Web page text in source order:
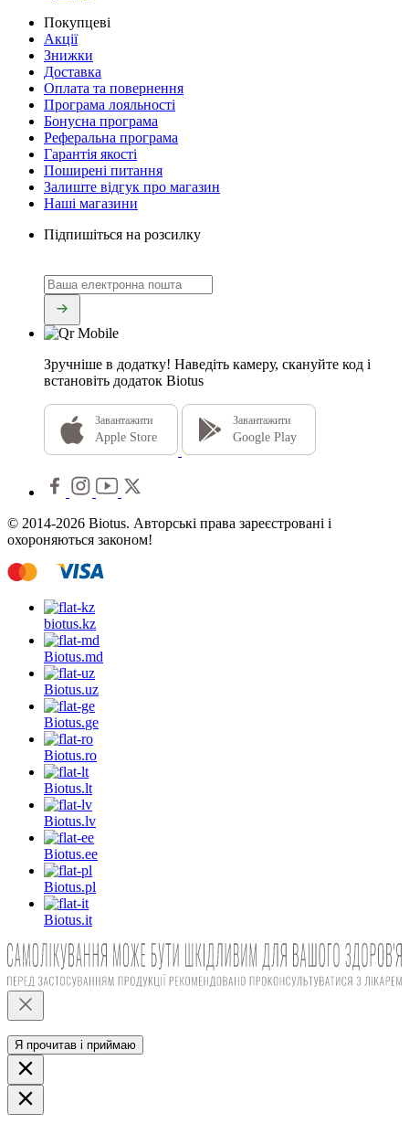
Покупцеві
Акції
Знижки
Доставка
Оплата та повернення
Програма лояльності
Бонусна програма
Реферальна програма
Гарантія якості
Поширені питання
Залиште відгук про магазин
Наші магазини
Підпишіться на розсилку
Зручніше в додатку! Наведіть камеру, скануйте код і
встановіть додаток Biotus
Завантажити
Apple Store
Завантажити
Google Play
© 2014-2026 Biotus. Авторські права зареєстровані і
охороняються законом!
biotus.kz
Biotus.md
Biotus.uz
Biotus.ge
Biotus.ro
Biotus.lt
Biotus.lv
Biotus.ee
Biotus.pl
Biotus.it
Я прочитав і приймаю